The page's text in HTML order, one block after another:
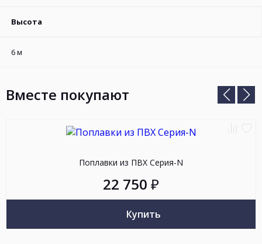
Высота
6 м
Вместе покупают
слайд
Поплавки из ПВХ Серия-N
22 750 ₽
Купить